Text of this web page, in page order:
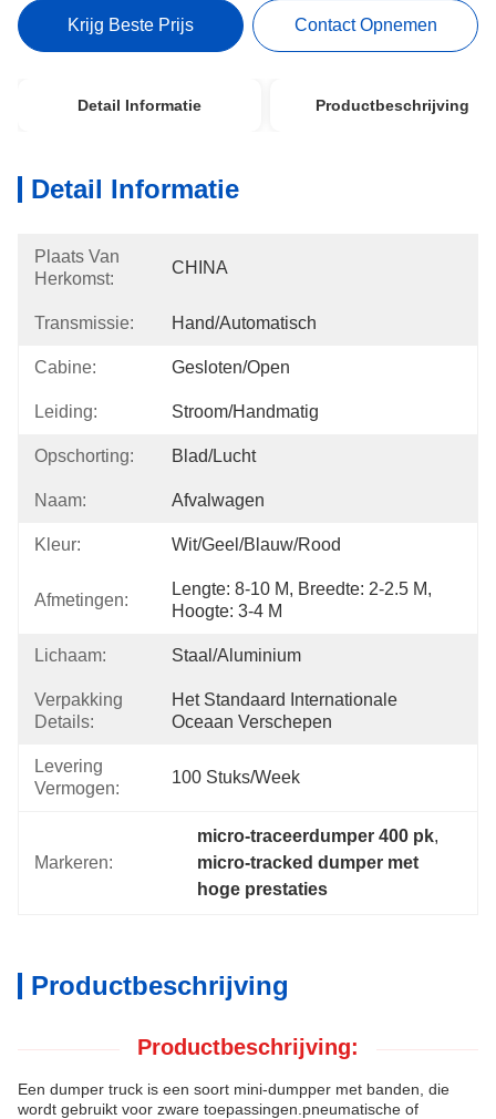
Krijg Beste Prijs Contact Opnemen
Detail Informatie Productbeschrijving
Detail Informatie
Plaats Van
Herkomst:
CHINA
Transmissie: Hand/Automatisch
Cabine: Gesloten/open
Leiding: Stroom/handmatig
Opschorting: Blad/Lucht
Naam: Afvalwagen
Kleur: Wit/Geel/Blauw/Rood
Afmetingen:
Lengte: 8-10 M, Breedte: 2-2.5 M,
Hoogte: 3-4 M
Lichaam: Staal/aluminium
Verpakking
Details:
Het Standaard Internationale
Oceaan Verschepen
Levering
Vermogen:
100 Stuks/week
Markeren:
micro-traceerdumper 400 pk,
micro-tracked dumper met
hoge prestaties
Productbeschrijving
Productbeschrijving:
Een dumper truck is een soort mini-dumpper met banden, die
wordt gebruikt voor zware toepassingen.pneumatische of